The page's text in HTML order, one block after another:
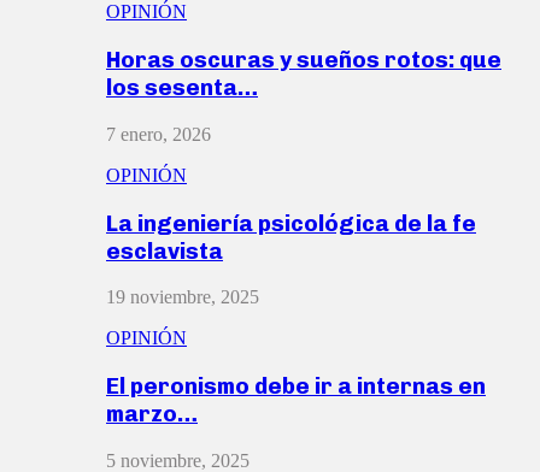
OPINIÓN
Horas oscuras y sueños rotos: que
los sesenta…
7 enero, 2026
OPINIÓN
La ingeniería psicológica de la fe
esclavista
19 noviembre, 2025
OPINIÓN
El peronismo debe ir a internas en
marzo…
5 noviembre, 2025